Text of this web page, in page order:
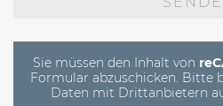
Sie müssen den Inhalt von
Formular abzuschicken. Bitte
Daten mit Drittanbietern